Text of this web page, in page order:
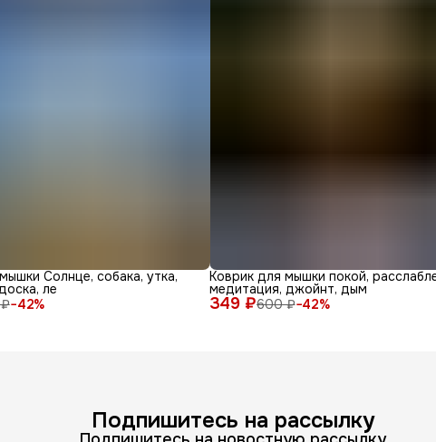
−42%
Солнце, собака, утка,
ле
349 ₽600 ₽−42%
Коврик для мышки покой,
медитация, джойнт, дым
Подпишитесь на рассылку